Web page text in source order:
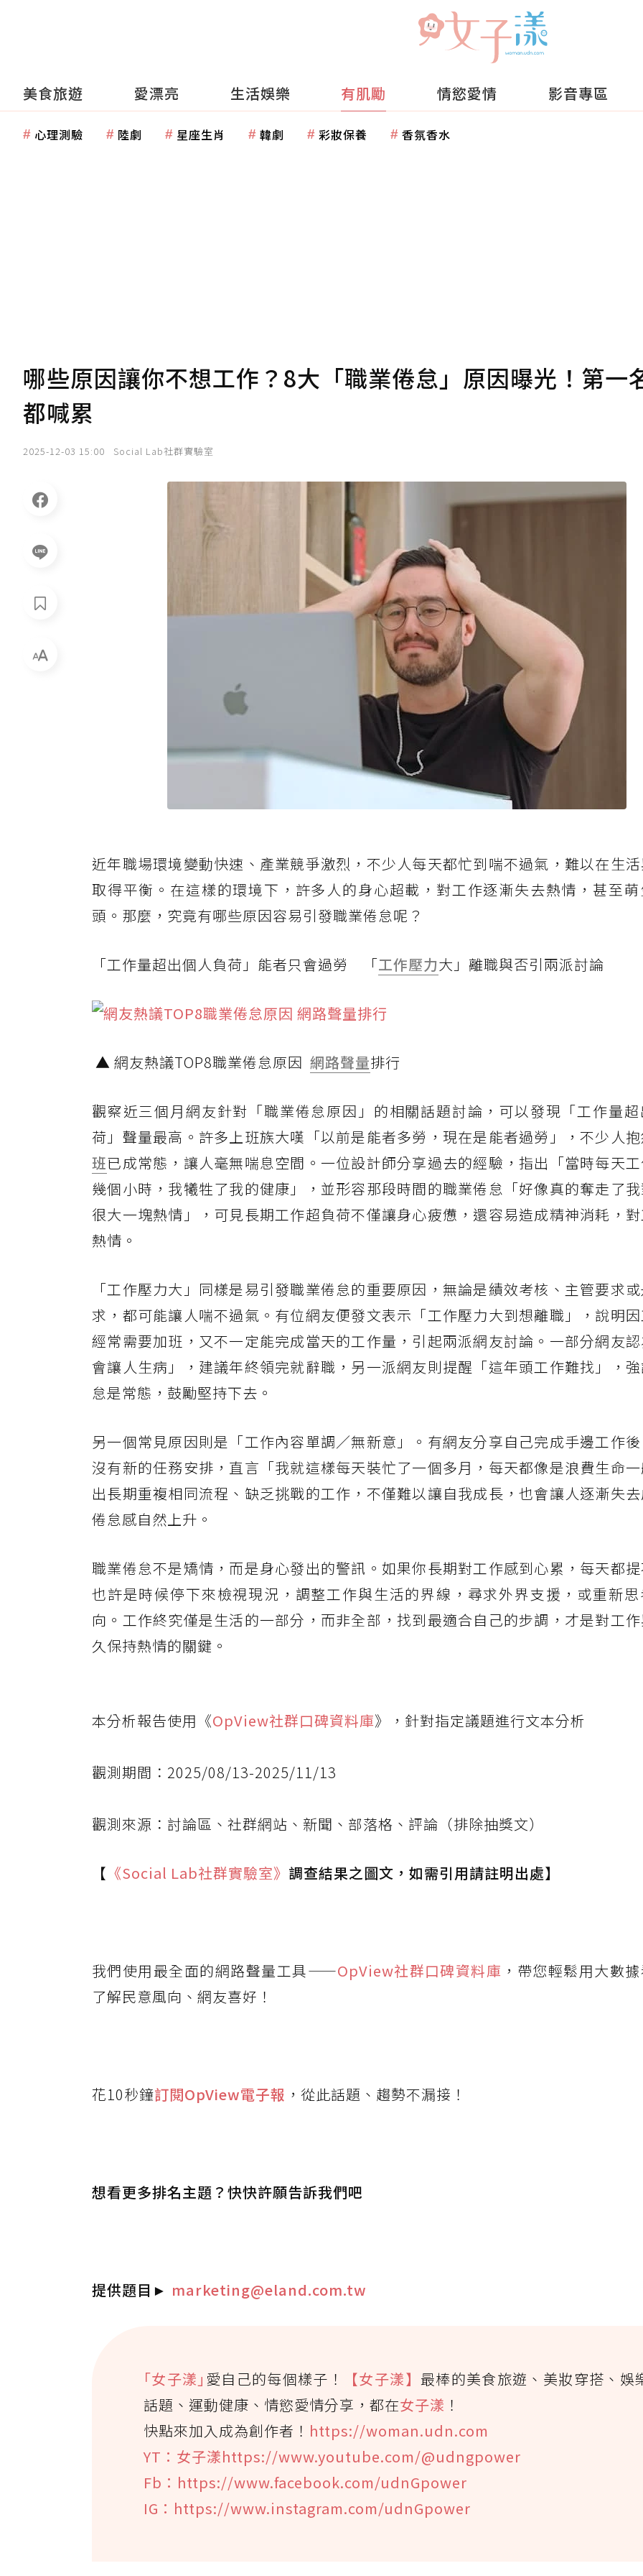
美食旅遊 愛漂亮 生活娛樂 有肌勵 情慾愛情 影音專區
心理測驗 陸劇 星座生肖 韓劇 彩妝保養 香氛香水
哪些原因讓你不想工作？8大「職業倦怠」原因曝光！第一
都喊累
2025-12-03 15:00 Social Lab社群實驗室
近年職場環境變動快速、產業競爭激烈，不少人每天都忙到喘不過氣，難以在生
取得平衡。在這樣的環境下，許多人的身心超載，對工作逐漸失去熱情，甚至
頭。那麼，究竟有哪些原因容易引發職業倦怠呢？
「工作量超出個人負荷」能者只會過勞 「工作壓力大」離職與否引兩派討論
▲ 網友熱議TOP8職業倦怠原因 網路聲量排行
觀察近三個月網友針對「職業倦怠原因」的相關話題討論，可以發現「工作量
荷」聲量最高。許多上班族大嘆「以前是能者多勞，現在是能者過勞」，不少人
班已成常態，讓人毫無喘息空間。一位設計師分享過去的經驗，指出「當時每天
幾個小時，我犧牲了我的健康」，並形容那段時間的職業倦怠「好像真的奪走了
很大一塊熱情」，可見長期工作超負荷不僅讓身心疲憊，還容易造成精神消耗，
熱情。
「工作壓力大」同樣是易引發職業倦怠的重要原因，無論是績效考核、主管要求
求，都可能讓人喘不過氣。有位網友便發文表示「工作壓力大到想離職」，說明
經常需要加班，又不一定能完成當天的工作量，引起兩派網友討論。一部分網友
會讓人生病」，建議年終領完就辭職，另一派網友則提醒「這年頭工作難找」，
怠是常態，鼓勵堅持下去。
另一個常見原因則是「工作內容單調／無新意」。有網友分享自己完成手邊工作
沒有新的任務安排，直言「我就這樣每天裝忙了一個多月，每天都像是浪費生命
出長期重複相同流程、缺乏挑戰的工作，不僅難以讓自我成長，也會讓人逐漸失
倦怠感自然上升。
職業倦怠不是矯情，而是身心發出的警訊。如果你長期對工作感到心累，每天都
也許是時候停下來檢視現況，調整工作與生活的界線，尋求外界支援，或重新
向。工作終究僅是生活的一部分，而非全部，找到最適合自己的步調，才是對工
久保持熱情的關鍵。
本分析報告使用《OpView社群口碑資料庫》，針對指定議題進行文本分析
觀測期間：2025/08/13-2025/11/13
觀測來源：討論區、社群網站、新聞、部落格、評論（排除抽獎文）
【 《Social Lab社群實驗室》 調查結果之圖文，如需引用請註明出處】
我們使用最全面的網路聲量工具——OpView社群口碑資料庫 ，帶您輕鬆用大數
了解民意風向、網友喜好！
花10秒鐘訂閱OpView電子報 ，從此話題、趨勢不漏接！
想看更多排名主題？快快許願告訴我們吧
提供題目 ► marketing@eland.com.tw
｢女子漾｣ 愛自己的每個樣子！ 【女子漾】 最棒的美食旅遊、美妝穿搭、娛
話題、運動健康、情慾愛情分享，都在女子漾 ！
快點來加入成為創作者！ https://woman.udn.com
YT：女子漾https://www.youtube.com/@udngpower
Fb：https://www.facebook.com/udnGpower
IG：https://www.instagram.com/udnGpower